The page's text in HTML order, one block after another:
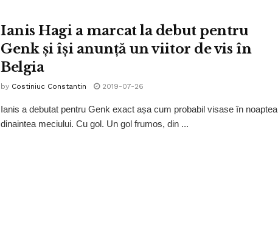
Ianis Hagi a marcat la debut pentru
Genk și își anunță un viitor de vis în
Belgia
by Costiniuc Constantin 2019-07-26
Ianis a debutat pentru Genk exact așa cum probabil visase în noaptea
dinaintea meciului. Cu gol. Un gol frumos, din ...